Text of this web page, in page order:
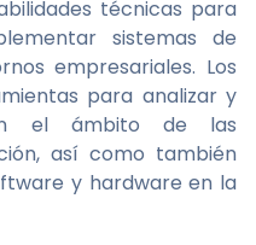
técnicas para
sistemas de
empresariales. Los
para analizar y
el ámbito de las
así como también
y hardware en la